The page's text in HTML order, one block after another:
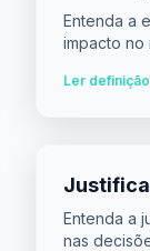
Entenda a
impacto no
Ler
Entenda a
nas